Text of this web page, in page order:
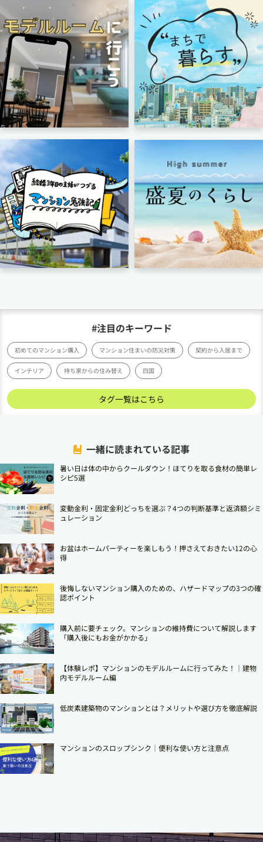
#注目のキーワード
初めてのマンション購入 マンション住まいの防災対策 契約から入居まで
インテリア 持ち家からの住み替え 四国
タグ一覧はこちら
一緒に読まれている記事
暑い日は体の中からクールダウン！ほてりを取る食材の簡単レ
シピ5選
変動金利・固定金利どっちを選ぶ？4つの判断基準と返済額シミ
ュレーション
お盆はホームパーティーを楽しもう！押さえておきたい12の心
得
後悔しないマンション購入のための、ハザードマップの3つの確
認ポイント
購入前に要チェック。マンションの維持費について解説します
「購入後にもお金がかかる」
【体験レポ】マンションのモデルルームに行ってみた！｜建物
内モデルルーム編
低炭素建築物のマンションとは？メリットや選び方を徹底解説
マンションのスロップシンク│便利な使い方と注意点